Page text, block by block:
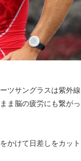
ツサングラスは紫外線
ま脳の疲労にも繋がっ
かけて日差しをカット